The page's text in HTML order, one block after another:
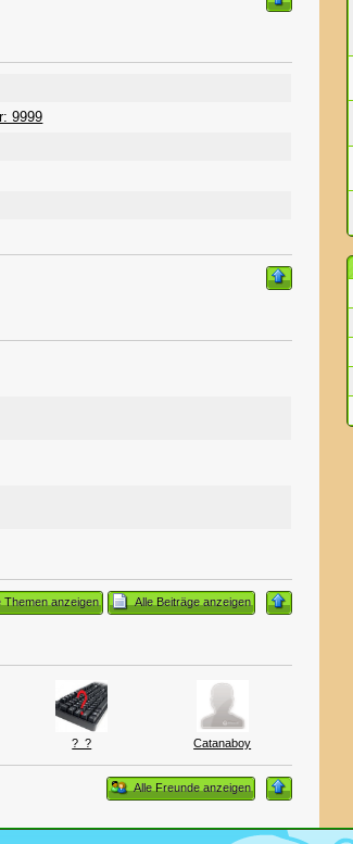
9999
Alle Beiträge anzeigen
Themen anzeigen
?_? Catanaboy
Alle Freunde anzeigen